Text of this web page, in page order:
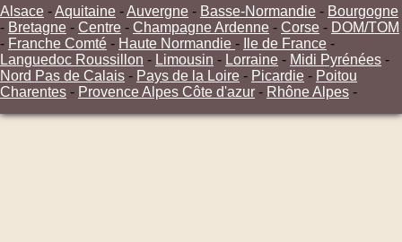
Alsace -Aquitaine -Auvergne - Basse-Normandie - Bourgogne
- Bretagne - Centre - Champagne Ardenne - Corse - DOM/TOM
- Franche Comté - Haute Normandie - Ile de France -
Languedoc Roussillon - Limousin - Lorraine - Midi Pyrénées -
Nord Pas de Calais - Pays de la Loire - Picardie - Poitou
Charentes - Provence Alpes Côte d'azur - Rhône Alpes -